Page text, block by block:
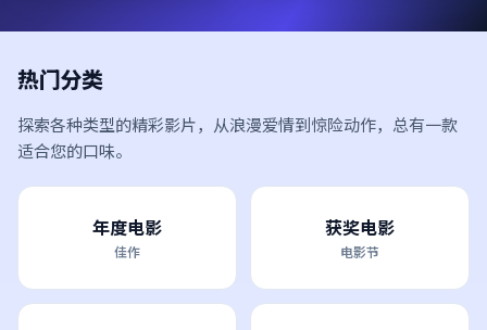
热门分类
探索各种类型的精彩影片，从浪漫爱情到惊险动作，总有一款
适合您的口味。
年度电影
佳作
获奖电影
电影节